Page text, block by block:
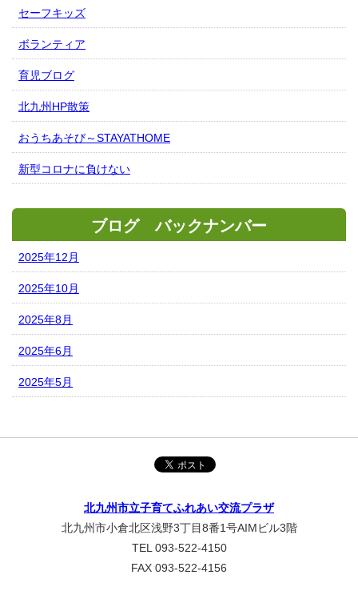
セーフキッズ
ボランティア
育児ブログ
北九州HP散策
おうちあそび～STAYATHOME
新型コロナに負けない
ブログ バックナンバー
2025年12月
2025年10月
2025年8月
2025年6月
2025年5月
北九州市立子育てふれあい交流プラザ
北九州市小倉北区浅野3丁目8番1号AIMビル3階
TEL 093-522-4150
FAX 093-522-4156